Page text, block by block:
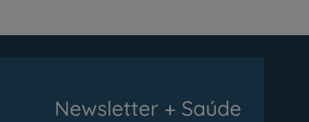
Newsletter + Saúde